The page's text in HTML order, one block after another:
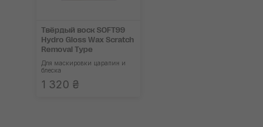
Твёрдый воск SOFT99
Hydro Gloss Wax Scratch
Removal Type
Для маскировки царапин и
блеска
1 320 ₴